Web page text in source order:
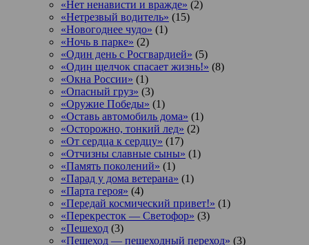
«Нет ненависти и вражде» (2)
«Нетрезвый водитель» (15)
«Новогоднее чудо» (1)
«Ночь в парке» (2)
«Один день с Росгвардией» (5)
«Один щелчок спасает жизнь!» (8)
«Окна России» (1)
«Опасный груз» (3)
«Оружие Победы» (1)
«Оставь автомобиль дома» (1)
«Осторожно, тонкий лед» (2)
«От сердца к сердцу» (17)
«Отчизны славные сыны» (1)
«Память поколений» (1)
«Парад у дома ветерана» (1)
«Парта героя» (4)
«Передай космический привет!» (1)
«Перекресток — Светофор» (3)
«Пешеход (3)
«Пешеход — пешеходный переход» (3)